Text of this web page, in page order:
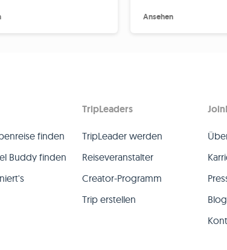
Ansehen
finden
Buddy finden
TripLeaders
TripLeader werden
Reiseveranstalter
Creator-Programm
Trip erstellen
Blog